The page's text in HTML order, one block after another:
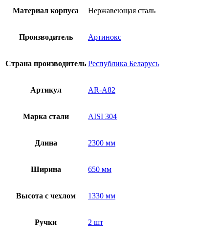
Материал корпуса Нержавеющая сталь
Производитель Артинокс
Страна производитель Республика Беларусь
Артикул AR-A82
Марка стали AISI 304
Длина 2300 мм
Ширина 650 мм
Высота с чехлом 1330 мм
Ручки 2 шт